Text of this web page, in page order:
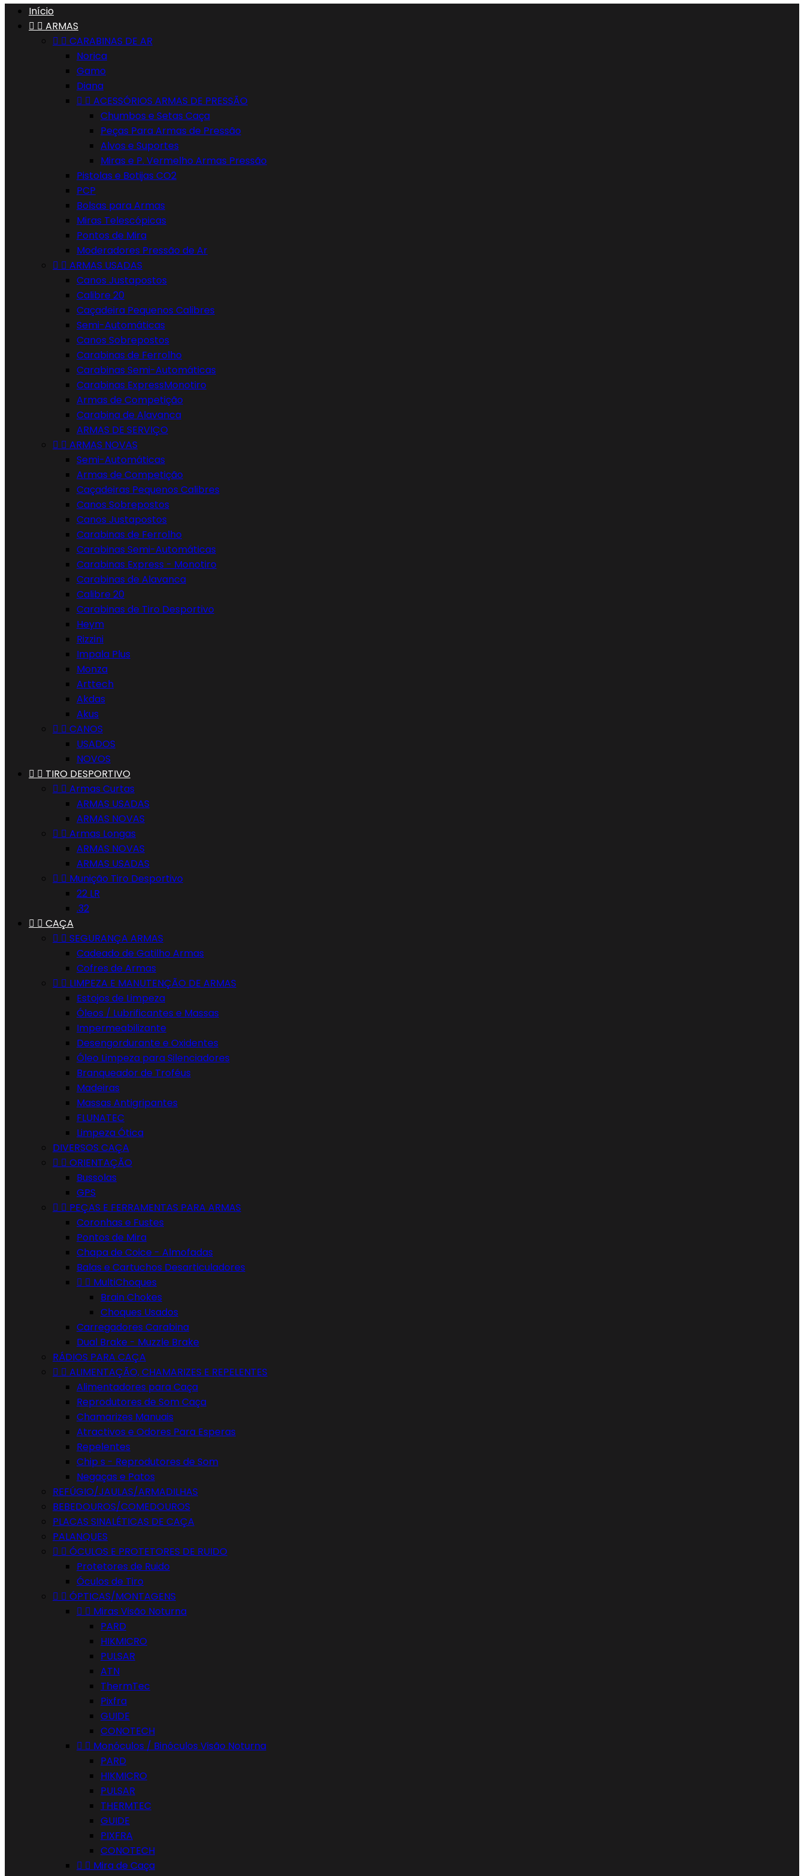
Início
  ARMAS
  CARABINAS DE AR
Norica
Gamo
Diana
  ACESSÓRIOS ARMAS DE PRESSÃO
Chumbos e Setas Caça
Peças Para Armas de Pressão
Alvos e Suportes
Miras e P. Vermelho Armas Pressão
Pistolas e Botijas CO2
PCP
Bolsas para Armas
Miras Telescópicas
Pontos de Mira
Moderadores Pressão de Ar
  ARMAS USADAS
Canos Justapostos
Calibre 20
Caçadeira Pequenos Calibres
Semi-Automáticas
Canos Sobrepostos
Carabinas de Ferrolho
Carabinas Semi-Automáticas
Carabinas ExpressMonotiro
Armas de Competição
Carabina de Alavanca
ARMAS DE SERVIÇO
  ARMAS NOVAS
Semi-Automáticas
Armas de Competição
Caçadeiras Pequenos Calibres
Canos Sobrepostos
Canos Justapostos
Carabinas de Ferrolho
Carabinas Semi-Automáticas
Carabinas Express - Monotiro
Carabinas de Alavanca
Calibre 20
Carabinas de Tiro Desportivo
Heym
Rizzini
Impala Plus
Monza
Arttech
Akdas
Akus
  CANOS
USADOS
NOVOS
  TIRO DESPORTIVO
  Armas Curtas
ARMAS USADAS
ARMAS NOVAS
  Armas Longas
ARMAS NOVAS
ARMAS USADAS
  Munição Tiro Desportivo
22 LR
.32
  CAÇA
  SEGURANÇA ARMAS
Cadeado de Gatilho Armas
Cofres de Armas
  LIMPEZA E MANUTENÇÃO DE ARMAS
Estojos de Limpeza
Óleos / Lubrificantes e Massas
Impermeabilizante
Desengordurante e Oxidentes
Óleo Limpeza para Silenciadores
Branqueador de Troféus
Madeiras
Massas Antigripantes
FLUNATEC
Limpeza Ótica
DIVERSOS CAÇA
  ORIENTAÇÃO
Bussolas
GPS
  PEÇAS E FERRAMENTAS PARA ARMAS
Coronhas e Fustes
Pontos de Mira
Chapa de Coice - Almofadas
Balas e Cartuchos Desarticuladores
  MultiChoques
Brain Chokes
Choques Usados
Carregadores Carabina
Dual Brake - Muzzle Brake
RÁDIOS PARA CAÇA
  ALIMENTAÇÃO, CHAMARIZES E REPELENTES
Alimentadores para Caça
Reprodutores de Som Caça
Chamarizes Manuais
Atractivos e Odores Para Esperas
Repelentes
Chip s - Reprodutores de Som
Negaças e Patos
REFÚGIO/JAULAS/ARMADILHAS
BEBEDOUROS/COMEDOUROS
PLACAS SINALÉTICAS DE CAÇA
PALANQUES
  ÓCULOS E PROTETORES DE RUIDO
Protetores de Ruido
Óculos de Tiro
  ÓPTICAS/MONTAGENS
  Miras Visão Noturna
PARD
HIKMICRO
PULSAR
ATN
ThermTec
Pixfra
GUIDE
CONOTECH
  Monóculos / Binóculos Visão Noturna
PARD
HIKMICRO
PULSAR
THERMTEC
GUIDE
PIXFRA
CONOTECH
  Mira de Caça